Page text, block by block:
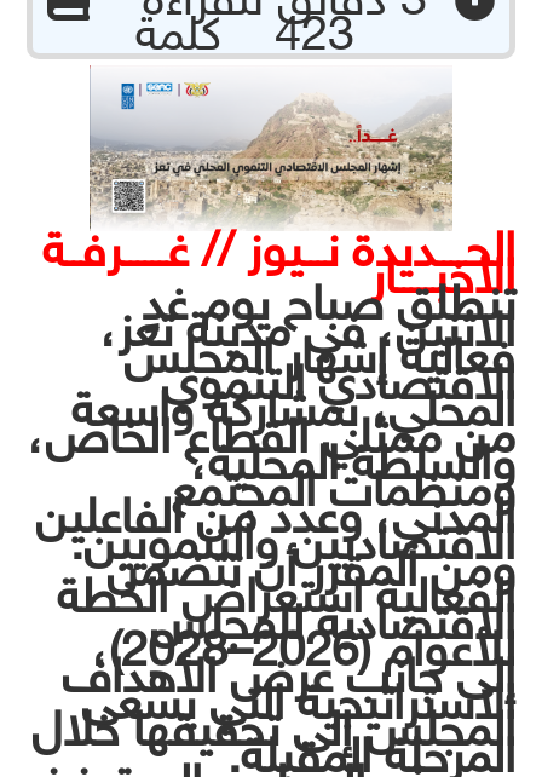
423 كلمة
الحــــديدة نـــيوز // غــــــرفــة
الأخبـــــار
تنطلق صباح يوم غدٍ
الاثنين، في مدينة تعز،
فعالية إشهار المجلس
الاقتصادي التنموي
المحلي، بمشاركة واسعة
من ممثلي القطاع الخاص،
والسلطة المحلية،
ومنظمات المجتمع
المدني، وعدد من الفاعلين
الاقتصاديين والتنمويين.
ومن المقرر أن تتضمن
الفعالية استعراض الخطة
الاقتصادية للمجلس للأعوام (2026–2028)،
إلى جانب عرض الأهداف
الاستراتيجية التي يسعى
المجلس إلى تحقيقها خلال
المرحلة المقبلة.